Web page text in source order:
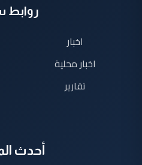
روابط
اخبار
اخبار محلية
تقارير
أحدث